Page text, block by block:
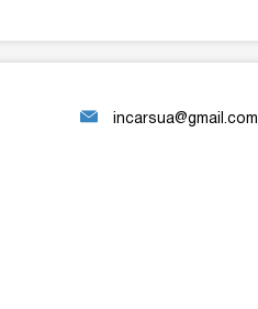
incarsua@gmail.com